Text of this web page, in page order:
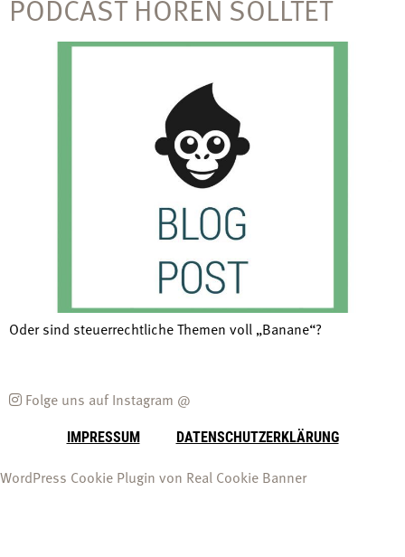
PODCAST HÖREN SOLLTET
Oder sind steuerrechtliche Themen voll „Banane“?
Folge uns auf Instagram @
IMPRESSUM DATENSCHUTZERKLÄRUNG
WordPress Cookie Plugin von Real Cookie Banner